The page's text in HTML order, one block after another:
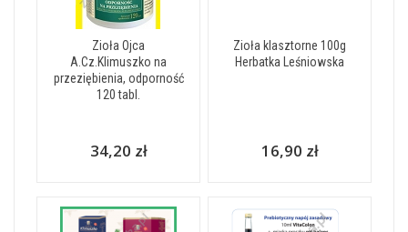
Zioła Ojca
A.Cz.Klimuszko na
przeziębienia, odporność
120 tabl.
34,20 zł
Zioła klasztorne 100g
Herbatka Leśniowska
16,90 zł